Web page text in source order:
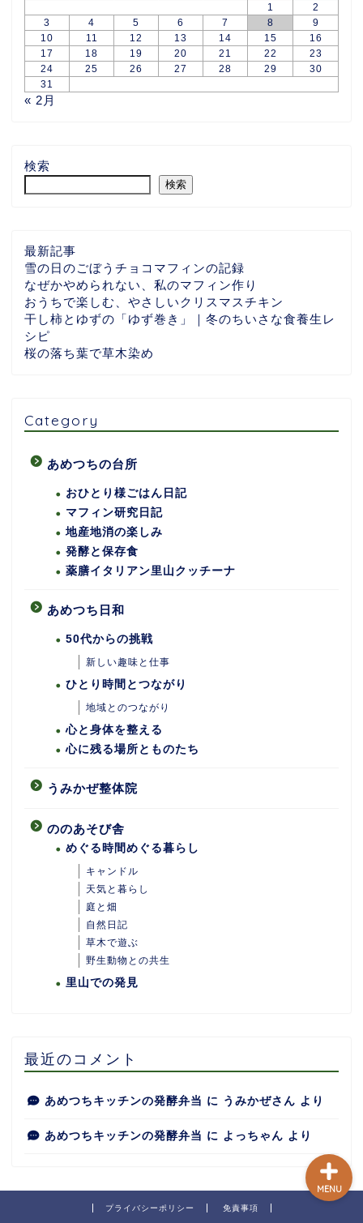
1
2
3
4 5 6 7 8
9
10
11 12 13 14 15
16
17
18 19 20 21 22
23
24
25 26 27 28 29
30
31
« 2月
検索
検索
最新記事
雪の日のごぼうチョコマフィンの記録
なぜかやめられない、私のマフィン作り
おうちで楽しむ、やさしいクリスマスチキン
干し柿とゆずの「ゆず巻き」｜冬のちいさな食養生レ
シピ
桜の落ち葉で草木染め
Category
あめつちの台所
おひとり様ごはん日記
マフィン研究日記
地産地消の楽しみ
発酵と保存食
薬膳イタリアン里山クッチーナ
あめつち日和
50代からの挑戦
新しい趣味と仕事
ひとり時間とつながり
地域とのつながり
心と身体を整える
心に残る場所とものたち
うみかぜ整体院
ののあそび舎
めぐる時間めぐる暮らし
キャンドル
天気と暮らし
庭と畑
自然日記
草木で遊ぶ
野生動物との共生
里山での発見
最近のコメント
あめつちキッチンの発酵弁当 に うみかぜさん より
あめつちキッチンの発酵弁当 に よっちゃん より
プライバシーポリシー 免責事項
MENU